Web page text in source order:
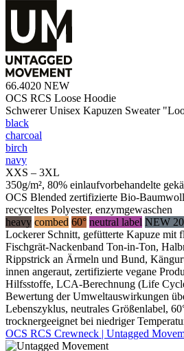
66.4020 NEW
OCS RCS Loose Hoodie
Schwerer Unisex Kapuzen Sweater
black
charcoal
birch
navy
XXS – 3XL
350g/m², 80% einlaufvorbehandelte
OCS Blended zertifizierte Bio-
recyceltes Polyester, enzymgewaschen
heavy combed 60° neutral label NEW
Lockerer Schnitt, gefütterte Kapuze mit
Fischgrät-Nackenband Ton-in-Ton,
Rippstrick an Ärmeln und Bund,
innen angeraut, zertifizierte vegane
Hilfsstoffe, LCA-Berechnung (Life
Bewertung der Umweltauswirkungen
Lebenszyklus, neutrales Größenlabel,
trocknergeeignet bei niedriger
OCS RCS Crewneck | Untagged